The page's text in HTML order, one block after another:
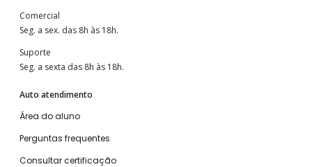
Comercial
Seg. a sex. das 8h às 18h.
Suporte
Seg. a sexta das 8h às 18h.
Auto atendimento
Área do aluno
Perguntas frequentes
Consultar certificação